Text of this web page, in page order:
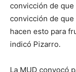
convicción de
convicción de que
hacen esto para
indicó Pizarro.
La MUD convocó